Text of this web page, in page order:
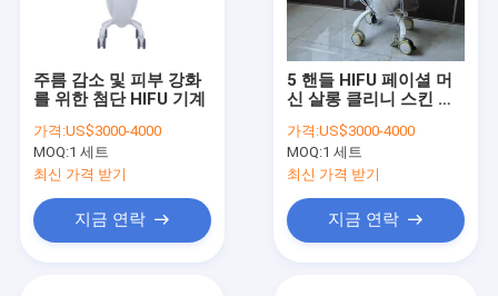
주름 감소 및 피부 강화
를 위한 첨단 HIFU 기계
가격:US$3000-4000
MOQ:1 세트
최신 가격 받기
지금 연락
5 핸들 HIFU 페이셜 머
신 살롱 클리니 스킨 바
가격:US$3000-4000
MOQ:1 세트
최신 가격 받기
지금 연락